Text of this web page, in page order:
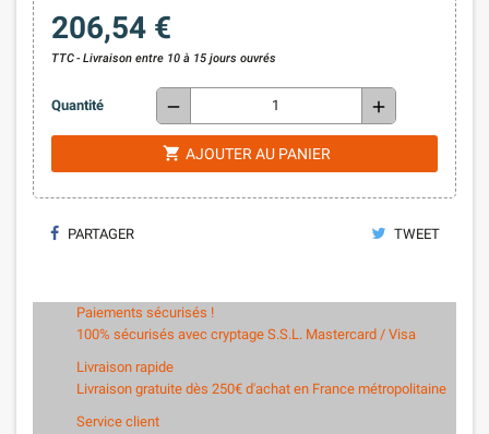
206,54 €
TTC Livraison entre 10 à 15 jours ouvrés
Quantité remove add
shopping_cart AJOUTER AU PANIER
PARTAGER TWEET
Paiements sécurisés !
100% sécurisés avec cryptage S.S.L. Mastercard / Visa
Livraison rapide
Livraison gratuite dès 250€ d'achat en France métropolitaine
Service client